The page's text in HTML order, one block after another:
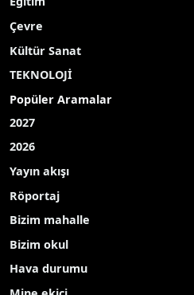
Çevre
Kültür Sanat
TEKNOLOJİ
Popüler Aramalar
2027
2026
Yayın akışı
Röportaj
Bizim mahalle
Bizim okul
Hava durumu